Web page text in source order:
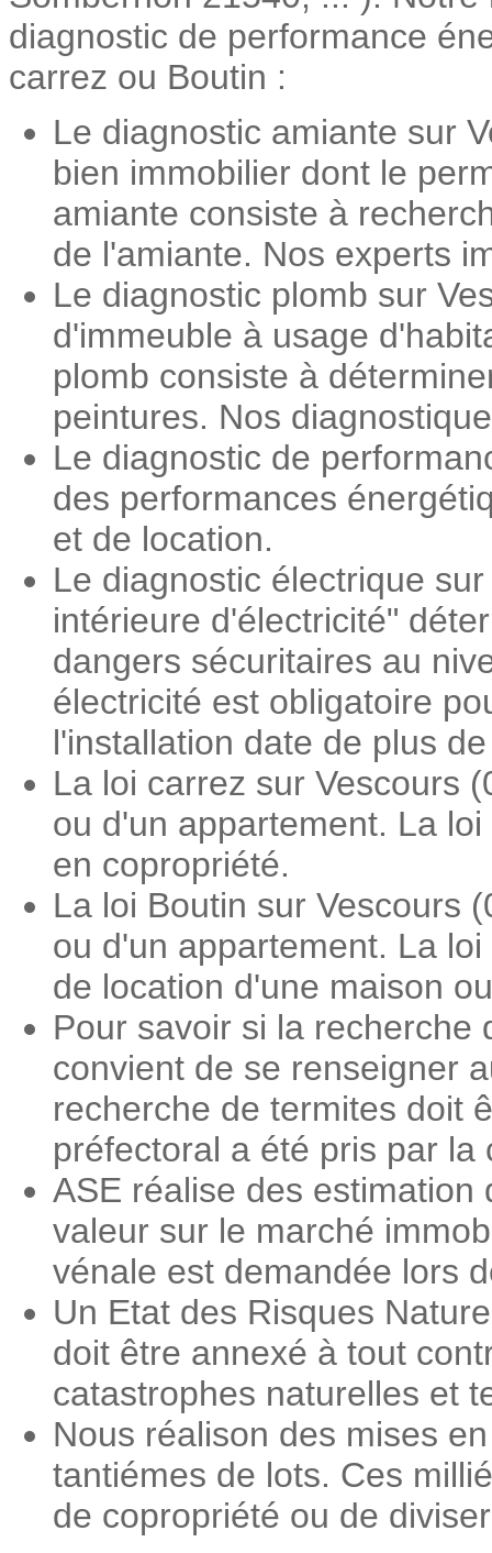
diagnostic de performance
carrez ou Boutin :
Le diagnostic amiante sur
bien immobilier dont le
amiante consiste à
de l'amiante. Nos experts
Le diagnostic plomb sur
d'immeuble à usage
plomb consiste à
peintures. Nos
Le diagnostic de
des performances
et de location.
Le diagnostic électrique
intérieure d'électricité"
dangers sécuritaires au
électricité est obligatoire
l'installation date de plus
La loi carrez sur Vescours
ou d'un appartement. La
en copropriété.
La loi Boutin sur Vescours
ou d'un appartement. La
de location d'une maison
Pour savoir si la recherche
convient de se renseigner
recherche de termites doit
préfectoral a été pris par la
ASE réalise des
valeur sur le marché
vénale est demandée lors
Un Etat des Risques
doit être annexé à tout
catastrophes naturelles et
Nous réalison des mises
tantiémes de lots. Ces
de copropriété ou de